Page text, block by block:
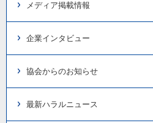
メディア掲載情報
企業インタビュー
協会からのお知らせ
最新ハラルニュース